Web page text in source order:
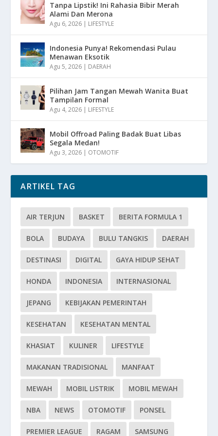
Tanpa Lipstik! Ini Rahasia Bibir Merah
Alami Dan Merona
Agu 6, 2026 | LIFESTYLE
Indonesia Punya! Rekomendasi Pulau
Menawan Eksotik
Agu 5, 2026 | DAERAH
Pilihan Jam Tangan Mewah Wanita Buat
Tampilan Formal
Agu 4, 2026 | LIFESTYLE
Mobil Offroad Paling Badak Buat Libas
Segala Medan!
Agu 3, 2026 | OTOMOTIF
ARTIKEL TAG
AIR TERJUN BASKET BERITA FORMULA 1
BOLA BUDAYA BULU TANGKIS DAERAH
DESTINASI DIGITAL GAYA HIDUP SEHAT
HONDA INDONESIA INTERNASIONAL
JEPANG KEBIJAKAN PEMERINTAH
KESEHATAN KESEHATAN MENTAL
KHASIAT KULINER LIFESTYLE
MAKANAN TRADISIONAL MANFAAT
MEWAH MOBIL LISTRIK MOBIL MEWAH
NBA NEWS OTOMOTIF PONSEL
PREMIER LEAGUE RAGAM SAMSUNG